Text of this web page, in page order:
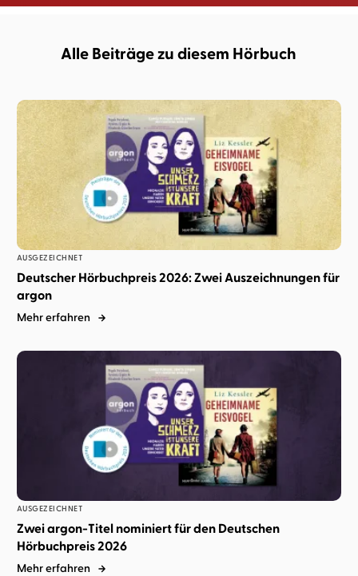
Alle Beiträge zu diesem Hörbuch
AUSGEZEICHNET
Deutscher Hörbuchpreis 2026: Zwei Auszeichnungen für
argon
Mehr erfahren
AUSGEZEICHNET
Zwei argon-Titel nominiert für den Deutschen
Hörbuchpreis 2026
Mehr erfahren